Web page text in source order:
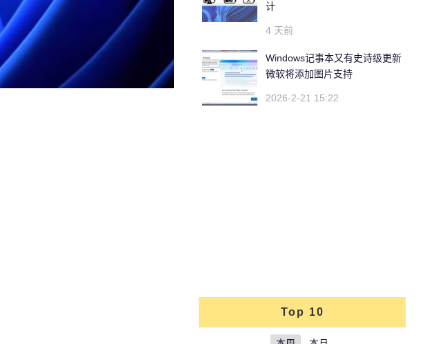
计
4 天前
Windows记事本又有史诗级更新
微软将添加图片支持
2026-2-21 15:22
Top 10